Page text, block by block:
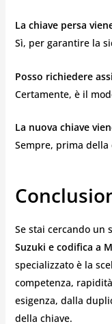
La chiave persa
Sì, per garantire la
Posso richiedere
Certamente, è il
La nuova chiave
Sempre, prima della
Se stai cercando un
Suzuki e codifica a
specializzato è la
competenza,
esigenza, dalla
della chiave.